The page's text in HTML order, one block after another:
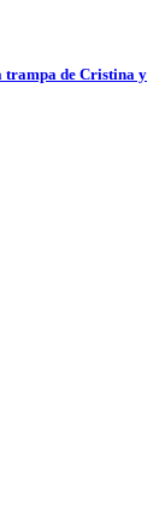
trampa de Cristina y